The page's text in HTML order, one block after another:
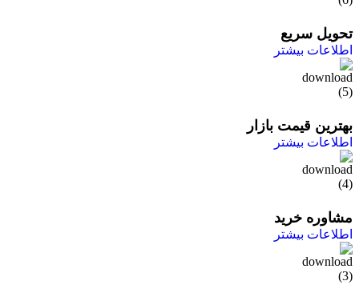
تحویل سریع
اطلاعات بیشتر
بهترین قیمت بازار
اطلاعات بیشتر
مشاوره خرید
اطلاعات بیشتر